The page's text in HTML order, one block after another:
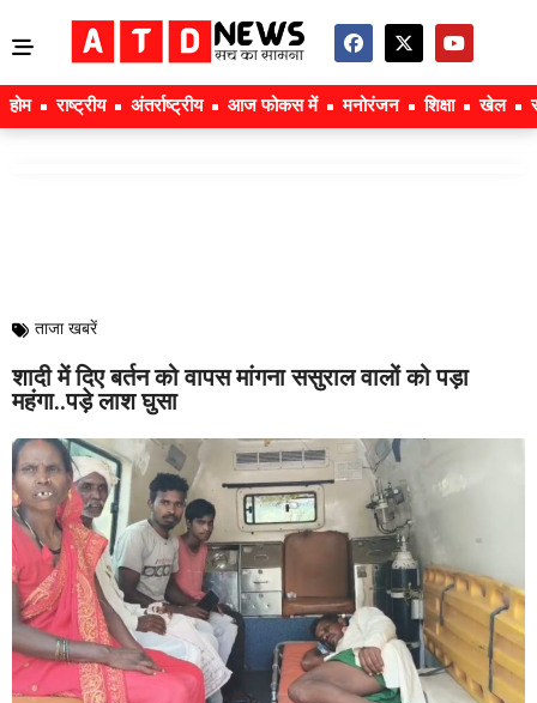
होम राष्ट्रीय अंतर्राष्ट्रीय आज फोकस में मनोरंजन शिक्षा खेल
ताजा खबरें
शादी में दिए बर्तन को वापस मांगना ससुराल वालों को पड़ा
महंगा..पड़े लाश घुसा